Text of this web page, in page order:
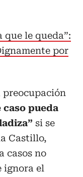
que le queda”:
por
preocupación
caso pueda
si se
Castillo,
casos no
ignora el